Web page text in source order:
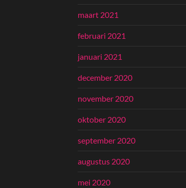
maart 2021
februari 2021
januari 2021
december 2020
november 2020
oktober 2020
september 2020
augustus 2020
mei 2020